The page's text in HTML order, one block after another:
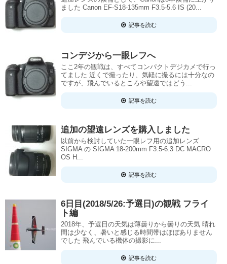
ました Canon EF-S18-135mm F3.5-5.6 IS (20...
記事を読む
コンデジから一眼レフへ
ここ2年の観戦は、すべてコンパクトデジカメで行っ
てました 近くで撮ったり、気軽に撮るには十分なの
ですが、飛んでいるところや望遠ではどう...
記事を読む
追加の望遠レンズを購入しました
以前から検討していた一眼レフ用の追加レンズ
SIGMA の SIGMA 18-200mm F3.5-6.3 DC MACRO
OS H...
記事を読む
6日目(2018/5/26:予選日)の観戦 フライ
ト編
2018年、予選日の天気は薄曇りから曇りの天気 晴れ
間は少なく、暑いと感じる時間帯はほぼありません
でした 飛んでいる機体の撮影に...
記事を読む